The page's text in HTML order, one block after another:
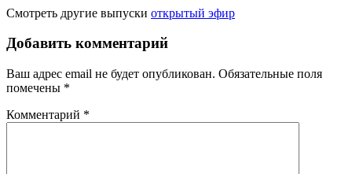
Смотреть другие выпуски открытый эфир
Добавить комментарий
Ваш адрес email не будет опубликован. Обязательные поля
помечены *
Комментарий *